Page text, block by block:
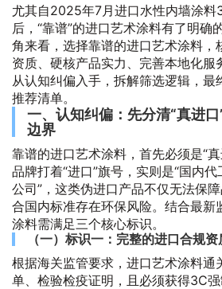
尤其自2025年7月进口水性内墙涂料
后，“靠谱”的进口艺术涂料有了明确
角来看，选择靠谱的进口艺术涂料，
资质、硬核产品实力、完善本地化服
从认知纠偏入手，拆解筛选逻辑，最
推荐清单。
一、认知纠偏：先分清“真进
边界
靠谱的进口艺术涂料，首先必须是“
品牌打着“进口”旗号，实则是“国内
公司”，这类伪进口产品不仅无法保
合国内标准存在环保风险。结合最新
涂料需满足三个核心标识。
（一）标识一：完整的进口合规资
根据海关监管要求，进口艺术涂料通
单、检验检疫证明，且必须获得3C